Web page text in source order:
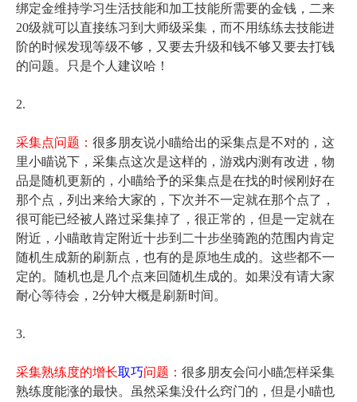
绑定金维持学习生活技能和加工技能所需要的金钱，二来
20级就可以直接练习到大师级采集，而不用练练去技能进
阶的时候发现等级不够，又要去升级和钱不够又要去打钱
的问题。只是个人建议哈！
2.
采集点问题： 很多朋友说小瞄给出的采集点是不对的，这
里小瞄说下，采集点这次是这样的，游戏内测有改进，物
品是随机更新的，小瞄给予的采集点是在找的时候刚好在
那个点，列出来给大家的，下次并不一定就在那个点了，
很可能已经被人路过采集掉了，很正常的，但是一定就在
附近，小瞄敢肯定附近十步到二十步坐骑跑的范围内肯定
随机生成新的刷新点，也有的是原地生成的。这些都不一
定的。随机也是几个点来回随机生成的。如果没有请大家
耐心等待会， 2分钟大概是刷新时间。
3.
采集熟练度的增长取巧问题： 很多朋友会问小瞄怎样采集
熟练度能涨的最快。虽然采集没什么窍门的，但是小瞄也